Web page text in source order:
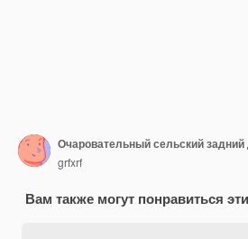
grfxrf
Вам также могут понравиться